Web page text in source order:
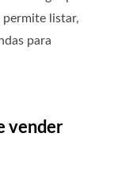
permite listar,
para
vender